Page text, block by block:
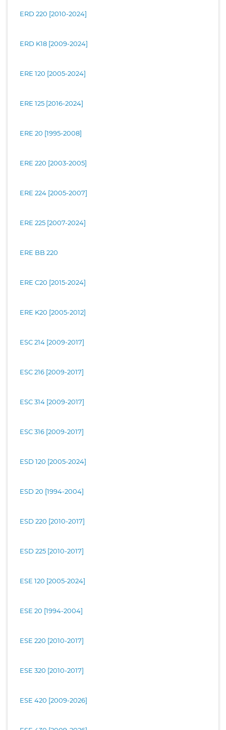
ERD 220 [2010-2024]
ERD K18 [2009-2024]
ERE 120 [2005-2024]
ERE 125 [2016-2024]
ERE 20 [1995-2008]
ERE 220 [2003-2005]
ERE 224 [2005-2007]
ERE 225 [2007-2024]
ERE BB 220
ERE C20 [2015-2024]
ERE K20 [2005-2012]
ESC 214 [2009-2017]
ESC 216 [2009-2017]
ESC 314 [2009-2017]
ESC 316 [2009-2017]
ESD 120 [2005-2024]
ESD 20 [1994-2004]
ESD 220 [2010-2017]
ESD 225 [2010-2017]
ESE 120 [2005-2024]
ESE 20 [1994-2004]
ESE 220 [2010-2017]
ESE 320 [2010-2017]
ESE 420 [2009-2026]